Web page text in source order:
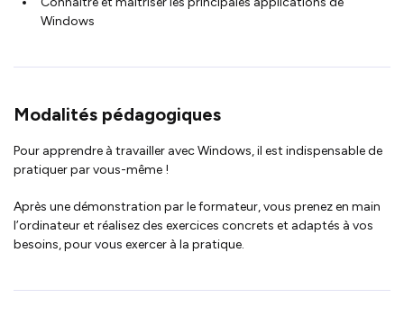
Windows
Modalités pédagogiques
Pour apprendre à travailler avec Windows, il est indispensable de
pratiquer par vous-même !
Après une démonstration par le formateur, vous prenez en main
l’ordinateur et réalisez des exercices concrets et adaptés à vos
besoins, pour vous exercer à la pratique.